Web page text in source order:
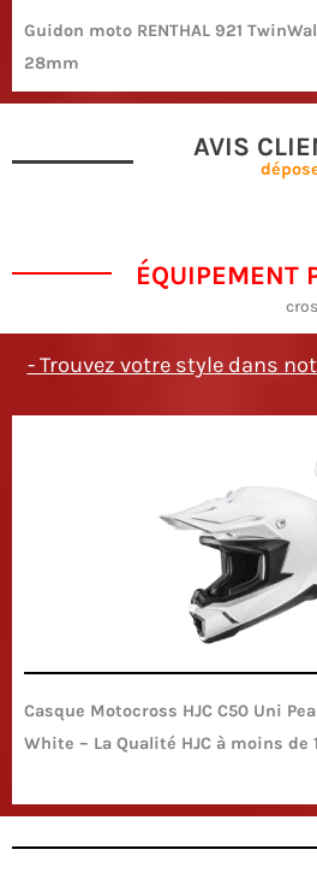
Guidon moto RENTHAL 921
28mm
AVIS
ÉQUIPEMENT
- Trouvez votre style dans
Casque Motocross HJC C50 Uni
White – La Qualité HJC à moins de